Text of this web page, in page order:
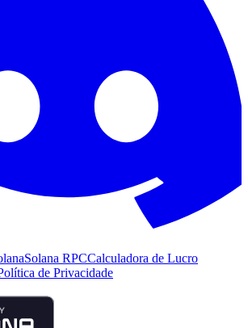
Solana RPCCalculadora de Lucro
de Privacidade